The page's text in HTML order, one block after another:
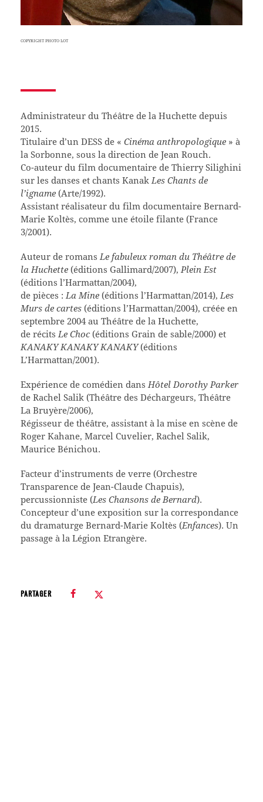
COPYRIGHT PHOTO LOT
Administrateur du Théâtre de la Huchette depuis
2015.
Titulaire d’un DESS de « Cinéma anthropologique » à
la Sorbonne, sous la direction de Jean Rouch.
Co-auteur du film documentaire de Thierry Silighini
sur les danses et chants Kanak Les Chants de
l’igname (Arte/1992).
Assistant réalisateur du film documentaire Bernard-
Marie Koltès, comme une étoile filante (France
3/2001).
Auteur de romans Le fabuleux roman du Théâtre de
la Huchette (éditions Gallimard/2007), Plein Est
(éditions l’Harmattan/2004),
de pièces : La Mine (éditions l’Harmattan/2014), Les
Murs de cartes (éditions l’Harmattan/2004), créée en
septembre 2004 au Théâtre de la Huchette,
de récits Le Choc(éditions Grain de sable/2000) et
KANAKY KANAKY KANAKY(éditions
L’Harmattan/2001).
Expérience de comédien dans Hôtel Dorothy Parker
de Rachel Salik (Théâtre des Déchargeurs, Théâtre
La Bruyère/2006),
Régisseur de théâtre, assistant à la mise en scène de
Roger Kahane, Marcel Cuvelier, Rachel Salik,
Maurice Bénichou.
Facteur d’instruments de verre (Orchestre
Transparence de Jean-Claude Chapuis),
percussionniste (Les Chansons de Bernard).
Concepteur d’une exposition sur la correspondance
du dramaturge Bernard-Marie Koltès (Enfances). Un
passage à la Légion Etrangère.
PARTAGER